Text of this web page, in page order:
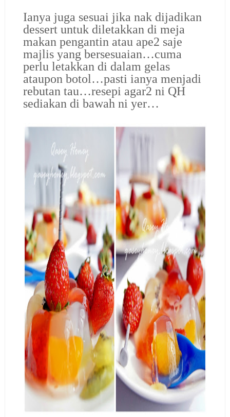
Ianya juga sesuai jika nak dijadikan
dessert untuk diletakkan di meja
makan pengantin atau ape2 saje
majlis yang bersesuaian…cuma
perlu letakkan di dalam gelas
ataupon botol…pasti ianya menjadi
rebutan tau…resepi agar2 ni QH
sediakan di bawah ni yer…